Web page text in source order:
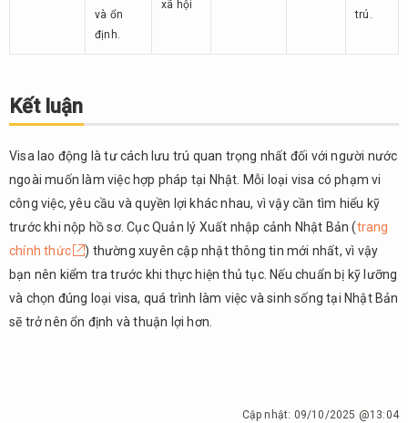
và ổn
định.
xã hội
trú.
Kết luận
Visa lao động là tư cách lưu trú quan trọng nhất đối với người nước
ngoài muốn làm việc hợp pháp tại Nhật. Mỗi loại visa có phạm vi
công việc, yêu cầu và quyền lợi khác nhau, vì vậy cần tìm hiểu kỹ
trước khi nộp hồ sơ. Cục Quản lý Xuất nhập cảnh Nhật Bản (trang
chính thức
) thường xuyên cập nhật thông tin mới nhất, vì vậy
bạn nên kiểm tra trước khi thực hiện thủ tục. Nếu chuẩn bị kỹ lưỡng
và chọn đúng loại visa, quá trình làm việc và sinh sống tại Nhật Bản
sẽ trở nên ổn định và thuận lợi hơn.
Cập nhật: 09/10/2025 @13:04